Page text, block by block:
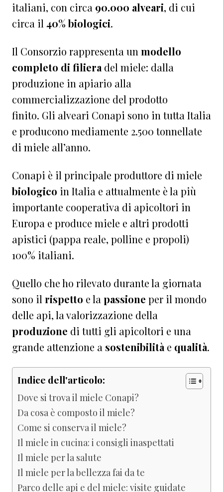
italiani, con circa 90.000 alveari, di cui
circa il 40% biologici.
Il Consorzio rappresenta un modello
completo di filiera del miele: dalla
produzione in apiario alla
commercializzazione del prodotto
finito. Gli alveari Conapi sono in tutta Italia
e producono mediamente 2.500 tonnellate
di miele all’anno.
Conapi è il principale produttore di miele
biologico in Italia e attualmente è la più
importante cooperativa di apicoltori in
Europa e produce miele e altri prodotti
apistici (pappa reale, polline e propoli)
100% italiani.
Quello che ho rilevato durante la giornata
sono il rispetto e la passione per il mondo
delle api, la valorizzazione della
produzione di tutti gli apicoltori e una
grande attenzione a sostenibilità e qualità.
Indice dell'articolo:
Dove si trova il miele Conapi?
Da cosa è composto il miele?
Come si conserva il miele?
Il miele in cucina: i consigli inaspettati
Il miele per la salute
Il miele per la bellezza fai da te
Parco delle api e del miele: visite guidate